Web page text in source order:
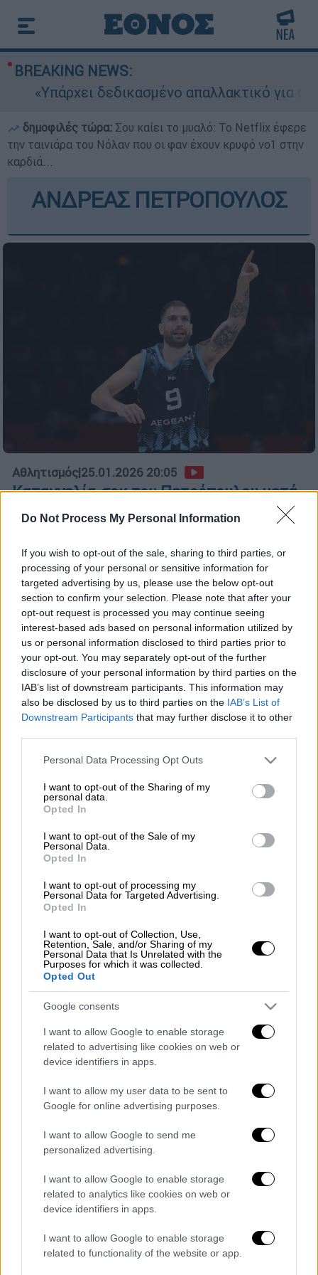
Do Not Process My Personal Information
If you wish to opt-out of the sale, sharing to third parties, or
processing of your personal or sensitive information for
targeted advertising by us, please use the below opt-out
section to confirm your selection. Please note that after your
opt-out request is processed you may continue seeing
interest-based ads based on personal information utilized by
us or personal information disclosed to third parties prior to
your opt-out. You may separately opt-out of the further
disclosure of your personal information by third parties on the
IAB’s list of downstream participants. This information may
also be disclosed by us to third parties on the IAB’s List of
Downstream Participants that may further disclose it to other
Please note that this website/app uses one or more Google
not limited to your visit or usage behaviour. You may click to
grant or deny consent to Google and its third-party tags to
use your data for below specified purposes in below Google
consent section.
Personal Data Processing Opt Outs
I want to opt-out of the Sharing of my
personal data.
Opted In
I want to opt-out of the Sale of my
Personal Data.
Opted In
I want to opt-out of processing my
Personal Data for Targeted Advertising.
Opted In
I want to opt-out of Collection, Use,
Retention, Sale, and/or Sharing of my
Personal Data that Is Unrelated with the
Purposes for which it was collected.
Opted Out
Google consents
I want to allow Google to enable storage
related to advertising like cookies on web or
device identifiers in apps.
I want to allow my user data to be sent to
Google for online advertising purposes.
I want to allow Google to send me
personalized advertising.
I want to allow Google to enable storage
related to analytics like cookies on web or
device identifiers in apps.
I want to allow Google to enable storage
related to functionality of the website or app.
BREAKING NEWS:
«Υπάρχει δεδικασμένο απαλλακτικό για
δημοφιλές τώρα: Σου καίει το μυαλό: Το Netflix έφερε
την ταινιάρα του Νόλαν που οι φαν έχουν κρυφό νο1 στην
καρδιά...
ΑΝΔΡΕΑΣ ΠΕΤΡΟΠΟΥΛΟΣ
Αθλητισμός|25.01.2026 20:05
Καταγγελία-σοκ του Πετρόπουλου μετά
το Κολοσσός-Ολυμπιακός: «Ελπίζω τα
φρένα μου να κόπηκαν μόνα τους»
Κόλαφος… ο παίκτης του Κολοσσού Ρόδου
που με ανάρτηση του στο instagram
αποκάλυψε πως κόπηκαν τα φρένα του
αυτοκινήτου του
ΑΛΛΑ #TAGS
Ολυμπιακός
Κολοσσός Ρόδου
Σάσα Βεζένκοφ
ειδήσεις τώρα
POPULAR VIDEOS
Κεντρικό... |07.08.2026 19:53
Κεντρικό δελτίο ειδήσεων 07/08/2026
Ώρα Ελλάδος 07/08/2026
Μνημόσυνο για τη Λένα Σαμαρά στο Α΄
Νεκροταφείο Αθηνών